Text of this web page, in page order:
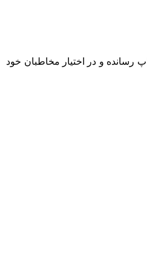
رسانده و در اختیار مخاطبان خود